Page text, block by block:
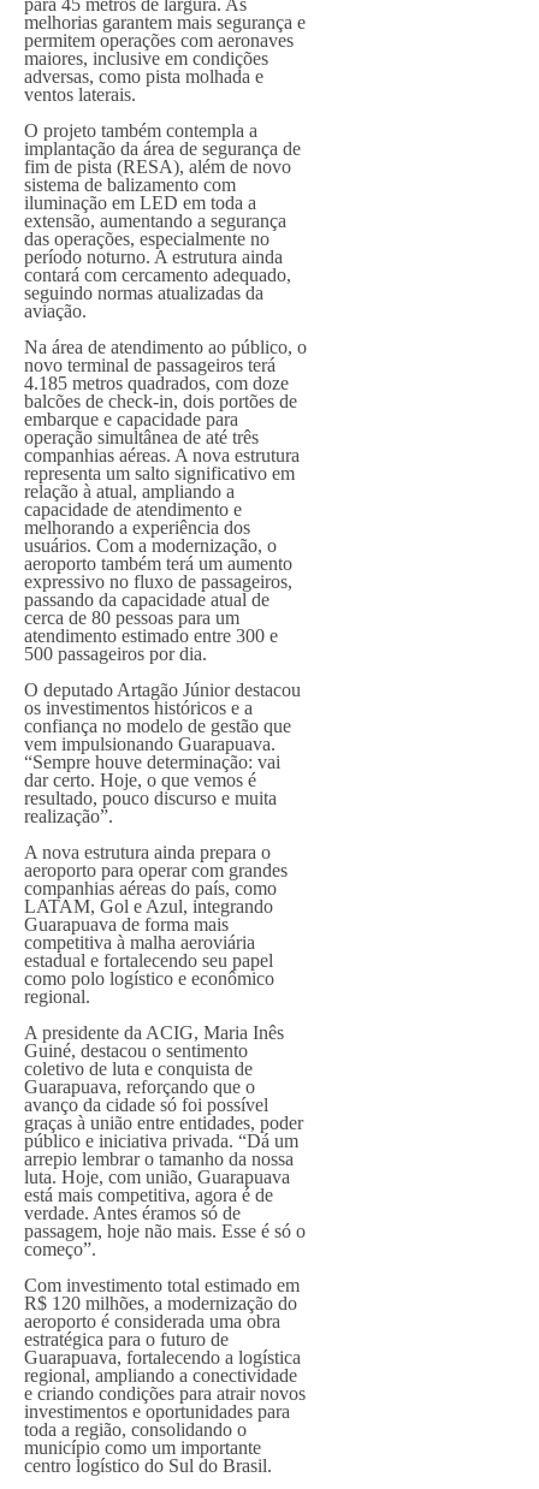
melhorias garantem mais segurança e
permitem operações com aeronaves
maiores, inclusive em condições
adversas, como pista molhada e
ventos laterais.
O projeto também contempla a
implantação da área de segurança de
fim de pista (RESA), além de novo
sistema de balizamento com
iluminação em LED em toda a
extensão, aumentando a segurança
das operações, especialmente no
período noturno. A estrutura ainda
contará com cercamento adequado,
seguindo normas atualizadas da
aviação.
Na área de atendimento ao público, o
novo terminal de passageiros terá
4.185 metros quadrados, com doze
balcões de check-in, dois portões de
embarque e capacidade para
operação simultânea de até três
companhias aéreas. A nova estrutura
representa um salto significativo em
relação à atual, ampliando a
capacidade de atendimento e
melhorando a experiência dos
usuários. Com a modernização, o
aeroporto também terá um aumento
expressivo no fluxo de passageiros,
passando da capacidade atual de
cerca de 80 pessoas para um
atendimento estimado entre 300 e
500 passageiros por dia.
O deputado Artagão Júnior destacou
os investimentos históricos e a
confiança no modelo de gestão que
vem impulsionando Guarapuava.
“Sempre houve determinação: vai
dar certo. Hoje, o que vemos é
resultado, pouco discurso e muita
realização”.
A nova estrutura ainda prepara o
aeroporto para operar com grandes
companhias aéreas do país, como
LATAM, Gol e Azul, integrando
Guarapuava de forma mais
competitiva à malha aeroviária
estadual e fortalecendo seu papel
como polo logístico e econômico
regional.
A presidente da ACIG, Maria Inês
Guiné, destacou o sentimento
coletivo de luta e conquista de
Guarapuava, reforçando que o
avanço da cidade só foi possível
graças à união entre entidades, poder
público e iniciativa privada. “Dá um
arrepio lembrar o tamanho da nossa
luta. Hoje, com união, Guarapuava
está mais competitiva, agora é de
verdade. Antes éramos só de
passagem, hoje não mais. Esse é só o
começo”.
Com investimento total estimado em
R$ 120 milhões, a modernização do
aeroporto é considerada uma obra
estratégica para o futuro de
Guarapuava, fortalecendo a logística
regional, ampliando a conectividade
e criando condições para atrair novos
investimentos e oportunidades para
toda a região, consolidando o
município como um importante
centro logístico do Sul do Brasil.